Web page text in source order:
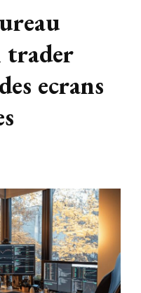
trader
ecrans